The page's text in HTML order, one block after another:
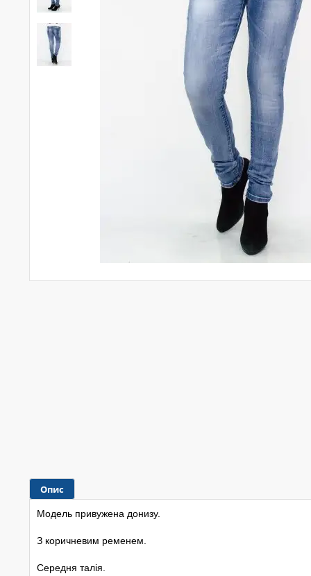
Опис
Модель привужена донизу.
З коричневим ременем.
Середня талія.